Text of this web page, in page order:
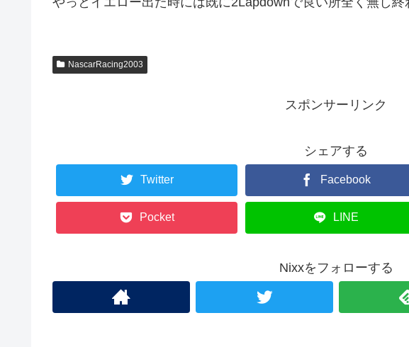
NascarRacing2003
スポンサーリンク
シェアする
Twitter Facebook
Pocket LINE
Nixxをフォローする